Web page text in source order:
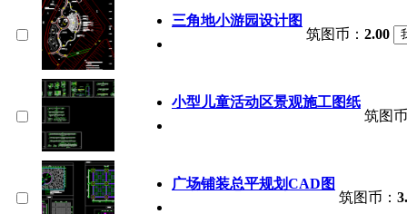
三角地小游园设计图
筑图币： 2.00
小型儿童活动区景观施工图纸
筑图
广场铺装总平规划CAD图
筑图币：